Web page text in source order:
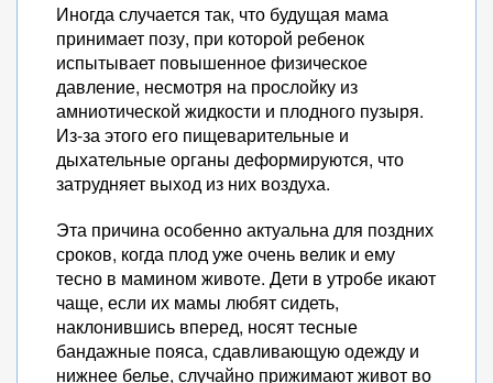
Иногда случается так, что будущая мама
принимает позу, при которой ребенок
испытывает повышенное физическое
давление, несмотря на прослойку из
амниотической жидкости и плодного пузыря.
Из-за этого его пищеварительные и
дыхательные органы деформируются, что
затрудняет выход из них воздуха.
Эта причина особенно актуальна для поздних
сроков, когда плод уже очень велик и ему
тесно в мамином животе. Дети в утробе икают
чаще, если их мамы любят сидеть,
наклонившись вперед, носят тесные
бандажные пояса, сдавливающую одежду и
нижнее белье, случайно прижимают живот во